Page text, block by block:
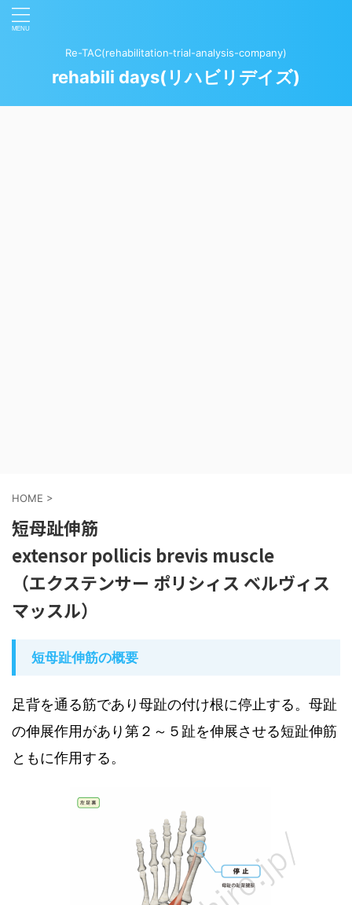
Re-TAC(rehabilitation‐trial-analysis-company)
rehabili days(リハビリデイズ)
HOME >
短母趾伸筋
extensor pollicis brevis muscle
（エクステンサー ポリシィス ベルヴィス
マッスル）
短母趾伸筋の概要
足背を通る筋であり母趾の付け根に停止する。母趾
の伸展作用があり第２～５趾を伸展させる短趾伸筋
ともに作用する。